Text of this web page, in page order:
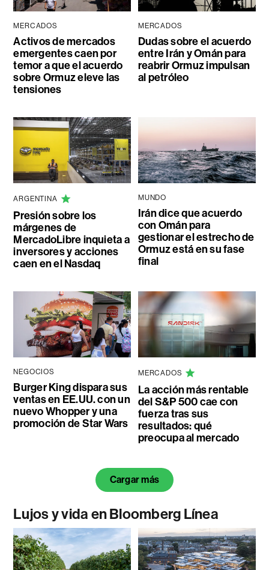
MERCADOS
Activos de mercados
emergentes caen por
temor a que el acuerdo
sobre Ormuz eleve las
tensiones
MERCADOS
Dudas sobre el acuerdo
entre Irán y Omán para
reabrir Ormuz impulsan
al petróleo
ARGENTINA
Presión sobre los
márgenes de
MercadoLibre inquieta a
inversores y acciones
caen en el Nasdaq
MUNDO
Irán dice que acuerdo
con Omán para
gestionar el estrecho de
Ormuz está en su fase
final
NEGOCIOS
Burger King dispara sus
ventas en EE.UU. con un
nuevo Whopper y una
promoción de Star Wars
MERCADOS
La acción más rentable
del S&P 500 cae con
fuerza tras sus
resultados: qué
preocupa al mercado
Cargar más
Lujos y vida en Bloomberg Línea